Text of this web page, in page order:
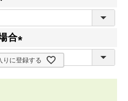
合
(
必
りに登録する